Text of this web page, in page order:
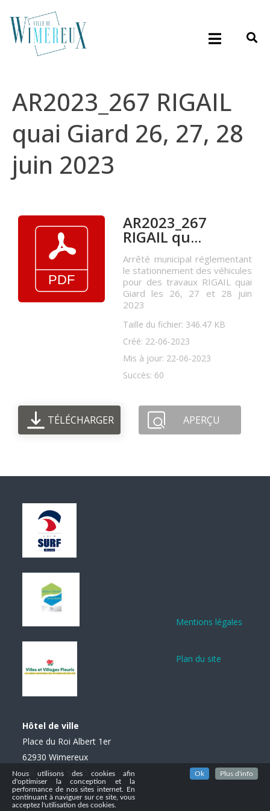
AR2023_267 RIGAIL
quai Giard 26, 27, 28
juin 2023
AR2023_267
RIGAIL qu...
Arrêté municipal réglementant
le stationnement des véhicules
pour des travaux RIGAIL quai
Giard les 26, 27 et 28 juin
2023
Taille du fichier: 346.47 KB
Créé: 22-06-2023
Mis à jour: 22-06-2023
Succès: 60
TÉLÉCHARGER APERÇU
Hôtel de ville
Place du Roi Albert 1er
62930 Wimereux
Tél. : 03 21 99 85 85
Mentions légales
Plan du site
Nous utilisons des cookies afin
d'optimiser la conception et la
performance de nos sites internet. En
continuant à naviguer sur ce site, vous
acceptez l'utilisation des cookies.
Ok Plus d'info